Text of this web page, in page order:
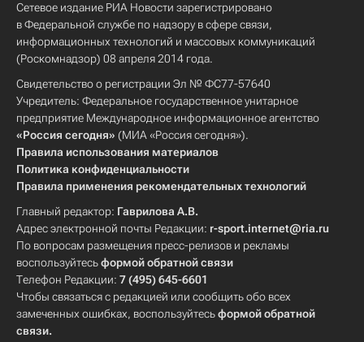
Сетевое издание РИА Новости зарегистрировано
в Федеральной службе по надзору в сфере связи,
информационных технологий и массовых коммуникаций
(Роскомнадзор) 08 апреля 2014 года.
Свидетельство о регистрации Эл № ФС77-57640
Учредитель: Федеральное государственное унитарное
предприятие Международное информационное агентство
«Россия сегодня» (МИА «Россия сегодня»).
Правила использования материалов
Политика конфиденциальности
Правила применения рекомендательных технологий
Главный редактор: Гаврилова А.В.
Адрес электронной почты Редакции: r-sport.internet@ria.ru
По вопросам размещения пресс-релизов и рекламы
воспользуйтесьформой обратной связи
Телефон Редакции: 7 (495) 645-6601
Чтобы связаться с редакцией или сообщить обо всех
замеченных ошибках, воспользуйтесьформой обратной
связи.